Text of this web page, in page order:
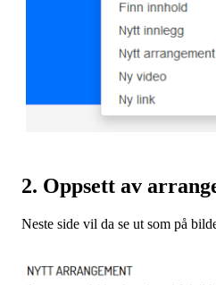
2. Oppsett av
Neste side vil da se ut som på